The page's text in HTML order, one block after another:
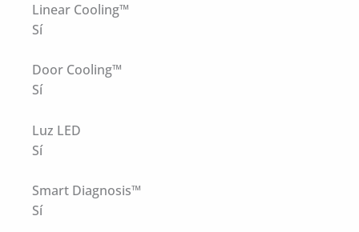
Linear Cooling™
Sí
Door Cooling™
Sí
Luz LED
Sí
Smart Diagnosis™
Sí